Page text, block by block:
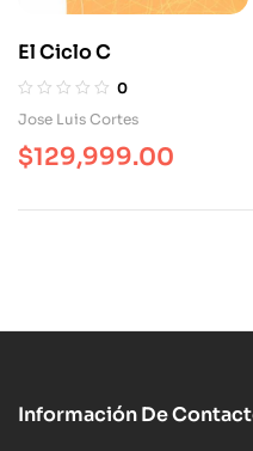
El Ciclo C
0
Jose Luis Cortes
$129,999.00
Información De